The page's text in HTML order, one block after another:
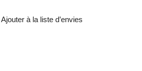
Ajouter à la liste d’envies